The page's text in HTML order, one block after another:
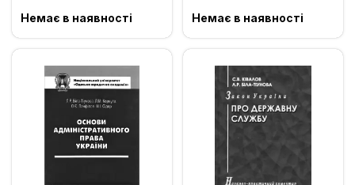
Немає в наявності Немає в наявності